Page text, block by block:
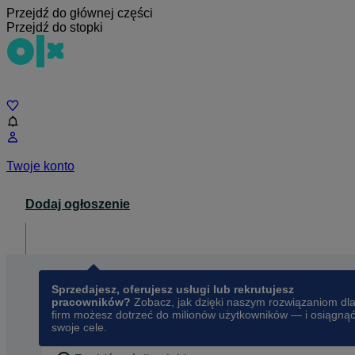
Przejdź do głównej części
Przejdź do stopki
Twoje konto
Dodaj ogłoszenie
Sprzedajesz, oferujesz usługi lub rekrutujesz
pracowników? Zobacz, jak dzięki naszym rozwiązaniom dla
firm możesz dotrzeć do milionów użytkowników — i osiągnąć
swoje cele.